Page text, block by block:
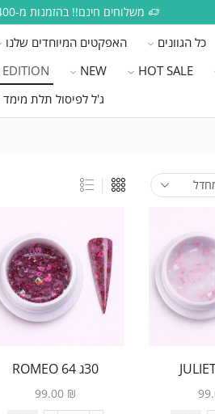
משלוחים חינם!! בהזמנות מ-400 ש״ח לכל חלקי הארץ
כל הגוונים האפקטים המיוחדים שלנו
HOT SALE
NEW
ג'ל לפיסול תלת
30ג 64 ROMEO
99.00 ₪